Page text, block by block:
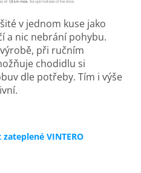
v jednom kuse jako
a nic nebrání pohybu.
při ručním
chodidlu si
dle potřeby. Tím i výše
VINTERO